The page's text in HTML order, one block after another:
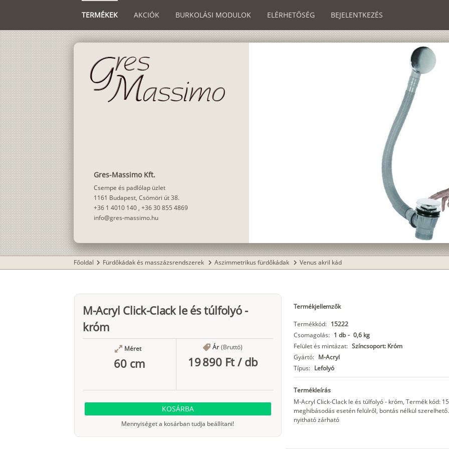
TERMÉKEK AKCIÓK BURKOLÁSI MODULOK ELÉRHETŐSÉG BEJELENTKEZÉS
Gres-Massimo Kft.
Csempe és padlólap üzlet
1161 Budapest, Csömöri út 38.
+36 1 4010 140 , +36 30 855 4869
info@gres-massimo.hu
Főoldal chevron_right Fürdőkádak és masszázsrendszerek chevron_right Aszimmetrikus fürdőkádak chevron_right Venus akril kád
M-Acryl Click-Clack le és túlfolyó -
króm
Méret
60 cm
Ár (Bruttó)
19 890 Ft/ db
KOSÁRBA
Mennyiséget a kosárban tudja beállítani!
Termékjellemzők
Termékkód: 15222
Csomagolás: 1 db - 0,6 kg
Felület és mintázat: Színcsoport: Króm
Gyártó: M-Acryl
Típus: Lefolyó
Termékleírás
M-Acryl Click-Clack le és túlfolyó - króm, Termék kód:
meghibásodás esetén felülről, bontás nélkül
nyitható zárható